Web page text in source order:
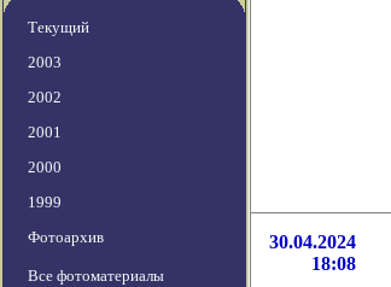
Текущий
2003
2002
2001
2000
1999
Фотоархив
Все фотоматериалы
30.04.2024
18:08